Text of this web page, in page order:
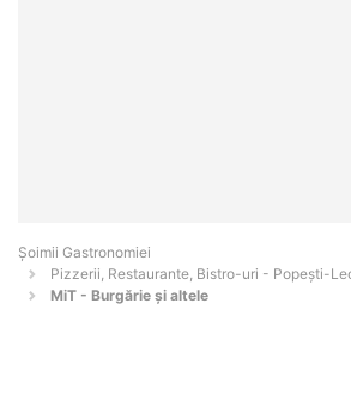
Șoimii Gastronomiei
Pizzerii, Restaurante, Bistro-uri - Popeşti-
MiT - Burgărie și altele